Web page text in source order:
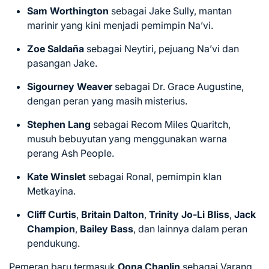
Sam Worthington sebagai Jake Sully, mantan
marinir yang kini menjadi pemimpin Na’vi.
Zoe Saldaña sebagai Neytiri, pejuang Na’vi dan
pasangan Jake.
Sigourney Weaversebagai Dr. Grace Augustine,
dengan peran yang masih misterius.
Stephen Lang sebagai Recom Miles Quaritch,
musuh bebuyutan yang menggunakan warna
perang Ash People.
Kate Winslet sebagai Ronal, pemimpin klan
Metkayina.
Cliff Curtis, Britain Dalton, Trinity Jo-Li Bliss, Jack
Champion, Bailey Bass, dan lainnya dalam peran
pendukung.